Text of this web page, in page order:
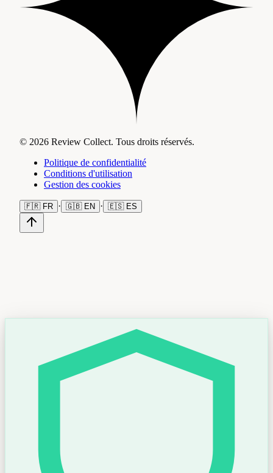
© 2026 Review Collect. Tous droits réservés.
Politique de confidentialité
Conditions d'utilisation
Gestion des cookies
🇫🇷 FR · 🇬🇧 EN · 🇪🇸 ES